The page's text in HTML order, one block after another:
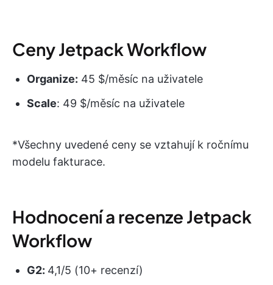
Ceny Jetpack Workflow
Organize: 45 $/měsíc na uživatele
Scale: 49 $/měsíc na uživatele
*Všechny uvedené ceny se vztahují k ročnímu
modelu fakturace.
Hodnocení a recenze Jetpack
Workflow
G2: 4,1/5 (10+ recenzí)